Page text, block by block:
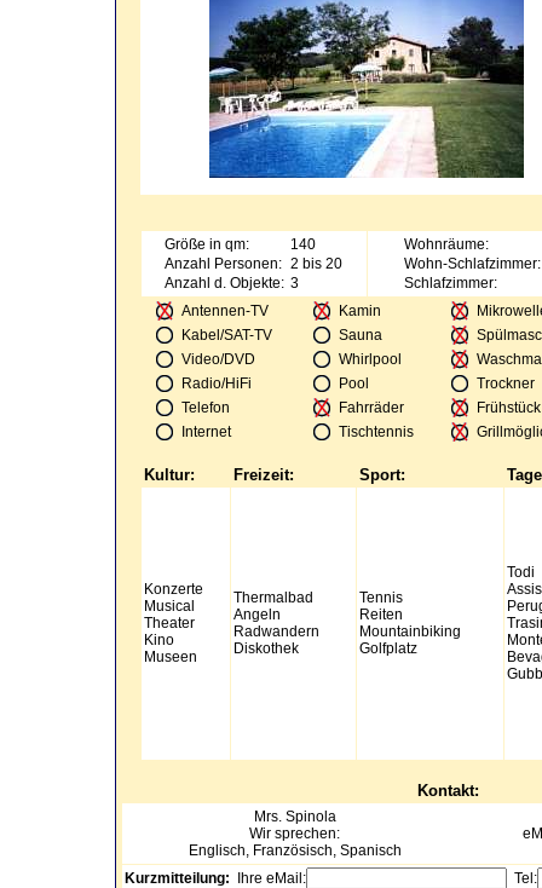
Größe in qm:
140
Anzahl Personen: 2 bis 20
Anzahl d. Objekte: 3
Wohnräume:
Wohn-Schlafzimmer:
Schlafzimmer:
Antennen-TV
Kamin
Kabel/SAT-TV
Sauna
Video/DVD
Whirlpool
Radio/HiFi
Pool
Trockner
Telefon
Fahrräder
Internet
Tischtennis
Kultur: Freizeit: Sport:
Konzerte
Musical
Theater
Kino
Museen
Thermalbad
Angeln
Radwandern
Diskothek
Tennis
Reiten
Mountainbiking
Golfplatz
Todi
Kontakt:
Mrs. Spinola
Wir sprechen:
Englisch, Französisch, Spanisch
Kurzmitteilung: Ihre eMail: Tel: